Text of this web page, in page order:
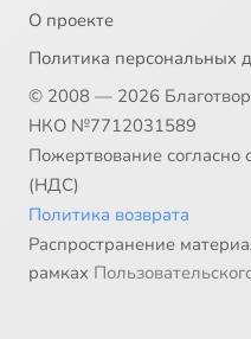
О проекте
Политика персональных
© 2008 — 2026
НКО №7712031589
Пожертвование согласно
(НДС)
Политика возврата
Распространение
рамках